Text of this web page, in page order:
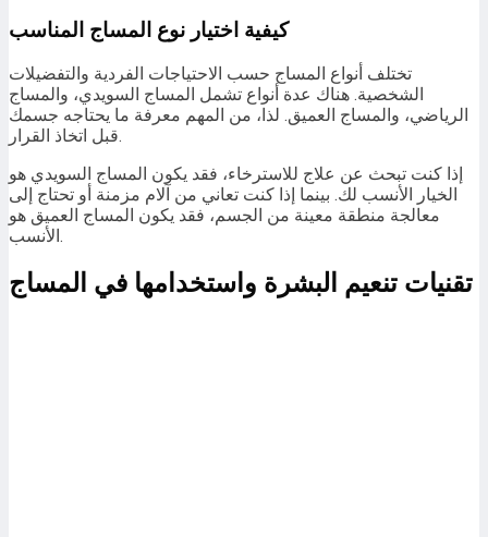
كيفية اختيار نوع المساج المناسب
تختلف أنواع المساج حسب الاحتياجات الفردية والتفضيلات
الشخصية. هناك عدة أنواع تشمل المساج السويدي، والمساج
الرياضي، والمساج العميق. لذا، من المهم معرفة ما يحتاجه جسمك
قبل اتخاذ القرار.
إذا كنت تبحث عن علاج للاسترخاء، فقد يكون المساج السويدي هو
الخيار الأنسب لك. بينما إذا كنت تعاني من آلام مزمنة أو تحتاج إلى
معالجة منطقة معينة من الجسم، فقد يكون المساج العميق هو
الأنسب.
تقنيات تنعيم البشرة واستخدامها في المساج